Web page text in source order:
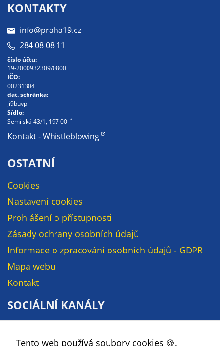
KONTAKTY
info@praha19.cz
284 08 08 11
číslo účtu:
19-2000932309/0800
IČO:
00231304
dat. schránka:
ji9buvp
Sídlo:
Semilská 43/1, 197 00
Kontakt - Whistleblowing
OSTATNÍ
Cookies
Nastavení cookies
Prohlášení o přístupnosti
Zásady ochrany osobních údajů
Informace o zpracování osobních údajů - GDPR
Mapa webu
Kontakt
SOCIÁLNÍ KANÁLY
YouTube
Tento web používá soubory cookies 🍪.
pseudonymizované
profily. Na základě
těchto informací
pseudonymizované